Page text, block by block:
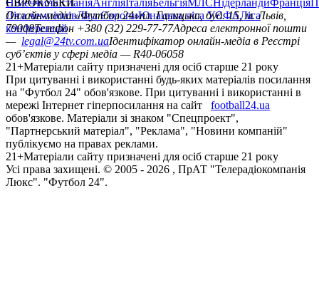
НімеччинаІспаніяАнглія ІталіяБельгіяМЛС НідерландиФранція
ЄВРОКУБКИ
Ліга чемпіонівЛіга ЄвропиЮнацька ліга УЄФАЛіга
конференцій
Онлайн-медіа «Футбол 24»пл. Галицька, буд. 15, м. Львів,
79008Телефон +380 (32) 229-77-77Адреса електронної пошти
— legal@24tv.com.uaІдентифікатор онлайн-медіа в Реєстрі
суб’єктів у сфері медіа — R40-06058
21+Матеріали сайту призначені для осіб старше 21 року
При цитуванні і використанні будь-яких матеріалів посилання
на "Футбол 24" обов'язкове. При цитуванні і використанні в
мережі Інтернет гіперпосилання на сайт
football24.ua
обов'язкове. Матеріали зі знаком "Спецпроект",
"Партнерський матеріал", "Реклама", "Новини компаній"
публікуємо на правах реклами.
21+Матеріали сайту призначені для осіб старше 21 року
Усi права захищенi. © 2005 - 2026 , ПрАТ "Телерадіокомпанія
Люкс". "Футбол 24".